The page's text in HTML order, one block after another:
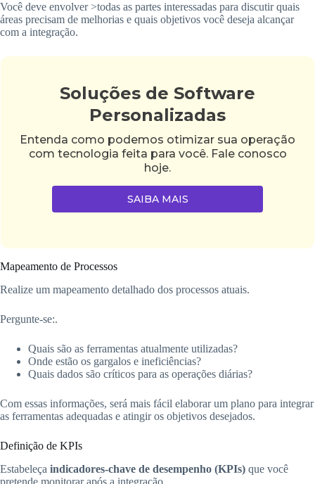
Você deve envolver >todas as partes interessadas para discutir quais
áreas precisam de melhorias e quais objetivos você deseja alcançar
com a integração.
Soluções de Software
Personalizadas
Entenda como podemos otimizar sua operação
com tecnologia feita para você. Fale conosco
hoje.
SAIBA MAIS
Mapeamento de Processos
Realize um mapeamento detalhado dos processos atuais.
Pergunte-se:.
Quais são as ferramentas atualmente utilizadas?
Onde estão os gargalos e ineficiências?
Quais dados são críticos para as operações diárias?
Com essas informações, será mais fácil elaborar um plano para integrar
as ferramentas adequadas e atingir os objetivos desejados.
Definição de KPIs
Estabeleça indicadores-chave de desempenho (KPIs) que você
pretende monitorar após a integração.